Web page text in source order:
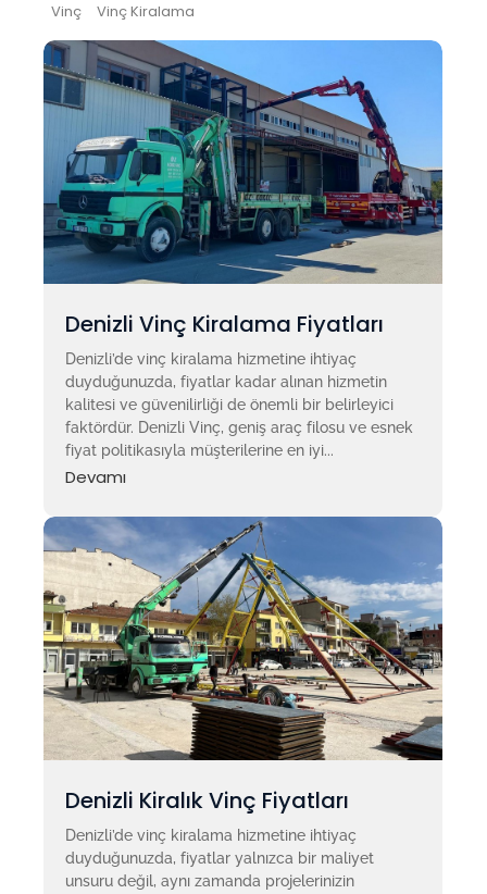
Vinç
Vinç Kiralama
Denizli Vinç Kiralama Fiyatları
Denizli’de vinç kiralama hizmetine ihtiyaç
duyduğunuzda, fiyatlar kadar alınan hizmetin
kalitesi ve güvenilirliği de önemli bir belirleyici
faktördür. Denizli Vinç, geniş araç filosu ve esnek
fiyat politikasıyla müşterilerine en iyi...
Devamı
Denizli Kiralık Vinç Fiyatları
Denizli’de vinç kiralama hizmetine ihtiyaç
duyduğunuzda, fiyatlar yalnızca bir maliyet
unsuru değil, aynı zamanda projelerinizin